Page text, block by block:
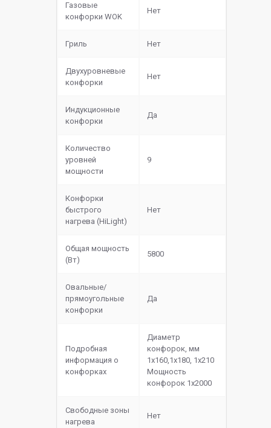
Газовые
конфорки WOK
Нет
Гриль Нет
Двухуровневые
конфорки
Нет
Индукционные
конфорки
Да
Количество
уровней
мощности
9
Конфорки
быстрого
нагрева (HiLight)
Нет
Общая мощность
(Вт)
5800
Овальные/
прямоугольные
конфорки
Да
Подробная
информация о
конфорках
Диаметр
конфорок, мм
1x160,1x180, 1x210
Мощность
конфорок 1х2000
Свободные зоны
нагрева
Нет